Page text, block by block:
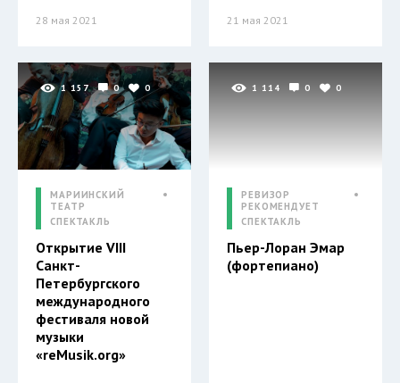
28 мая 2021 21 мая 2021
1 157 0 0
МАРИИНСКИЙ
ТЕАТР
СПЕКТАКЛЬ
Открытие VIII
Санкт-
Петербургского
международного
фестиваля новой
музыки
«reMusik.org»
1 114 0 0
РЕВИЗОР
РЕКОМЕНДУЕТ
СПЕКТАКЛЬ
Пьер-Лоран Эмар
(фортепиано)